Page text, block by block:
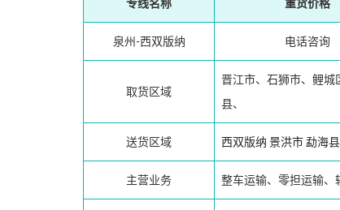
专线名称 重货价格
泉州-西双版纳 电话咨询
取货区域
晋江市、石狮市、鲤城
县、
送货区域 西双版纳 景洪市勐海县
主营业务 整车运输、零担运输、